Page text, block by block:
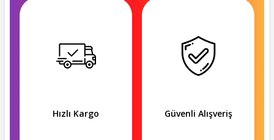
Hızlı Kargo Güvenli Alışveriş